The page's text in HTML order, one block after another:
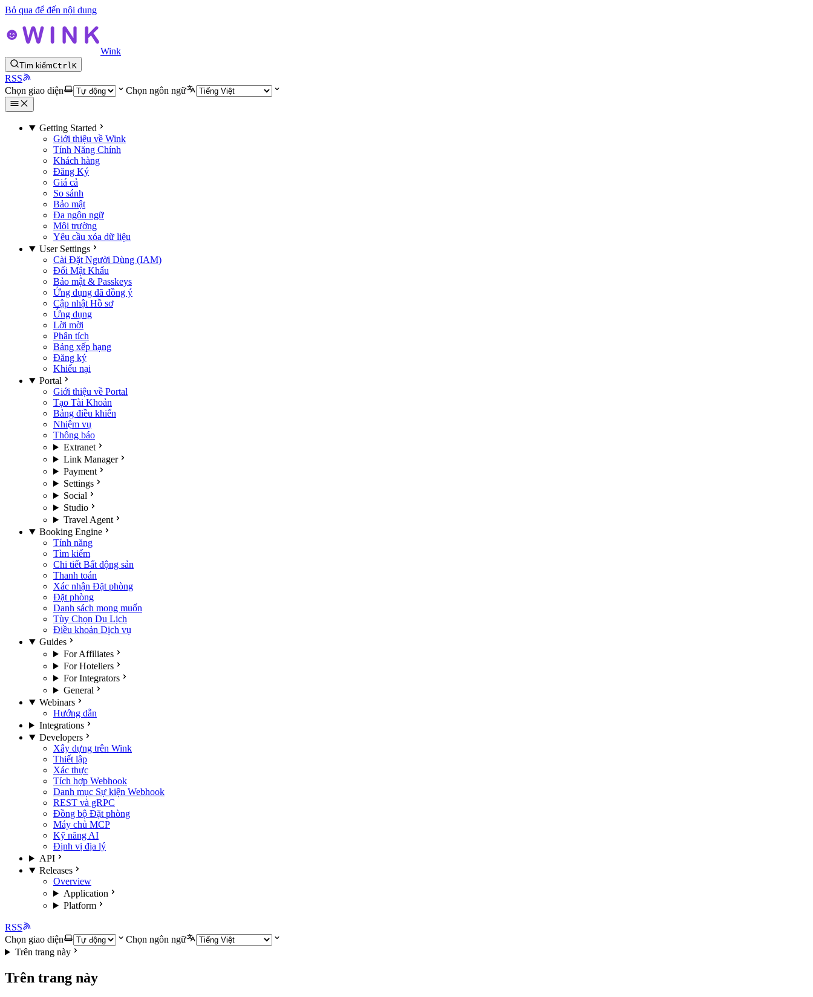
Bỏ qua để đến nội dung
Wink
Tìm kiếmCtrlK
RSS
Chọn giao diện
Chọn ngôn ngữ
Getting Started
Giới thiệu về Wink
Tính Năng Chính
Khách hàng
Đăng Ký
Giá cả
So sánh
Bảo mật
Đa ngôn ngữ
Môi trường
Yêu cầu xóa dữ liệu
User Settings
Cài Đặt Người Dùng (IAM)
Đổi Mật Khẩu
Bảo mật & Passkeys
Ứng dụng đã đồng ý
Cập nhật Hồ sơ
Ứng dụng
Lời mời
Phân tích
Bảng xếp hạng
Đăng ký
Khiếu nại
Portal
Giới thiệu về Portal
Tạo Tài Khoản
Bảng điều khiển
Nhiệm vụ
Thông báo
Extranet
Link Manager
Payment
Settings
Social
Studio
Travel Agent
Booking Engine
Tính năng
Tìm kiếm
Chi tiết Bất động sản
Thanh toán
Xác nhận Đặt phòng
Đặt phòng
Danh sách mong muốn
Tùy Chọn Du Lịch
Điều khoản Dịch vụ
Guides
For Affiliates
For Hoteliers
For Integrators
General
Webinars
Hướng dẫn
Integrations
Developers
Xây dựng trên Wink
Thiết lập
Xác thực
Tích hợp Webhook
Danh mục Sự kiện Webhook
REST và gRPC
Đồng bộ Đặt phòng
Máy chủ MCP
Kỹ năng AI
Định vị địa lý
API
Releases
Overview
Application
Platform
RSS
Chọn giao diện
Chọn ngôn ngữ
Trên trang này
Trên trang này